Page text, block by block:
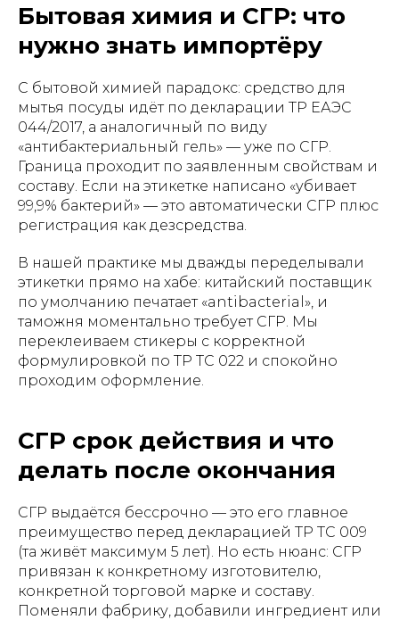
Бытовая химия и СГР: что
нужно знать импортёру
С бытовой химией парадокс: средство для
мытья посуды идёт по декларации ТР ЕАЭС
044/2017, а аналогичный по виду
«антибактериальный гель» — уже по СГР.
Граница проходит по заявленным свойствам и
составу. Если на этикетке написано «убивает
99,9% бактерий» — это автоматически СГР плюс
регистрация как дезсредства.
В нашей практике мы дважды переделывали
этикетки прямо на хабе: китайский поставщик
по умолчанию печатает «antibacterial», и
таможня моментально требует СГР. Мы
переклеиваем стикеры с корректной
формулировкой по ТР ТС 022 и спокойно
проходим оформление.
СГР срок действия и что
делать после окончания
СГР выдаётся бессрочно — это его главное
преимущество перед декларацией ТР ТС 009
(та живёт максимум 5 лет). Но есть нюанс: СГР
привязан к конкретному изготовителю,
конкретной торговой марке и составу.
Поменяли фабрику, добавили ингредиент или